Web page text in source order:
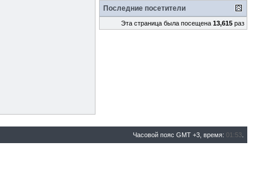
Последние посетители
Эта страница была посещена 13,615раз
Часовой пояс GMT +3, время: 01:53.